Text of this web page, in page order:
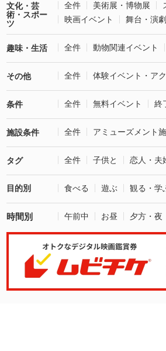
文化・芸
術・スポー
ツ
全件 美術展・博物展
映画イベント
舞台・演劇
趣味・生活 全件 動物関連イベント
その他 全件 体験イベント・ア
条件 全件 無料イベント 終
施設条件 全件 アミューズメント
タグ 全件 子供と 恋人・夫
目的別 食べる 遊ぶ 観る・学
時間別 午前中 お昼 夕方・夜